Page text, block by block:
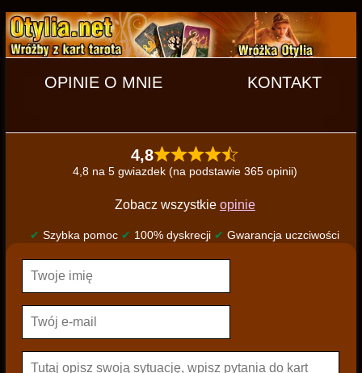
OPINIE O MNIE KONTAKT
4,8
4,8 na 5 gwiazdek (na podstawie 365 opinii)
Zobacz wszystkie opinie
✔ Szybka pomoc ✔ 100% dyskrecji ✔ Gwarancja uczciwości